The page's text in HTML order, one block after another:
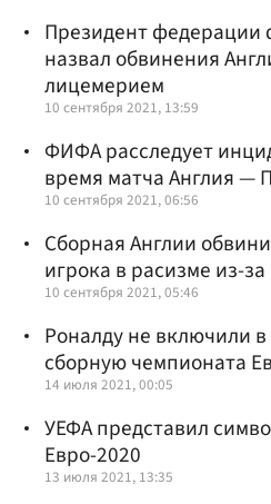
Президент федерации
назвал обвинения
лицемерием
10 сентября 2021, 13:59
ФИФА расследует
время матча Англия —
10 сентября 2021, 06:56
Сборная Англии
игрока в расизме из-
10 сентября 2021, 05:46
Роналду не включили
сборную чемпионата
14 июля 2021, 00:05
УЕФА представил
Евро-2020
13 июля 2021, 13:35